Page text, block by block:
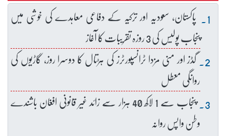
پاکستان، سعودیہ اور ترکیہ کے دفاعی معاہدے کی خوشی میں
پنجاب پولیس کی 3 روزہ تقریبات کا آغاز
گڈز اور منی مزدا ٹرانسپورٹرز کی ہڑتال کا دوسرا روز، گاڑیوں کی
روانگی معطل
پنجاب سے 1 لاکھ 40 ہزار سے زائد غیر قانونی افغان باشندے
وطن واپس روانہ